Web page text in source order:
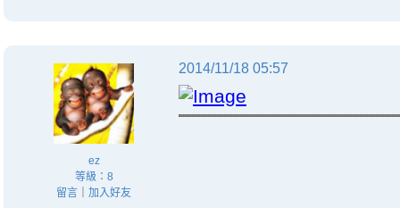
ez
等級：8
留言
加入好友
2014/11/18 05:57